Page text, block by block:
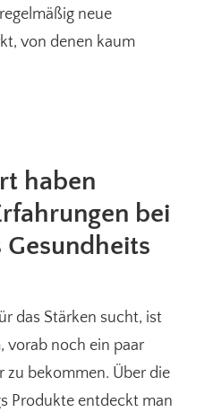
neue
von denen kaum
haben
bei
das Stärken sucht, ist
vorab noch ein paar
bekommen. Über die
Produkte entdeckt man